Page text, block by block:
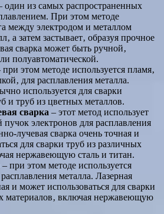
один из самых распространенных
При этом методе
между электродом и металлом
а затем застывает‚ образуя прочное
сварка может быть ручной‚
полуавтоматической.
при этом методе используется пламя‚
для расплавления металла.
используется для сварки
и труб из цветных металлов.
сварка ‒ этот метод использует
электронов для расплавления
лучевая сварка очень точная и
для сварки труб из различных
нержавеющую сталь и титан.
‒ при этом методе используется
металла. Лазерная
и может использоваться для сварки
материалов‚ включая нержавеющую